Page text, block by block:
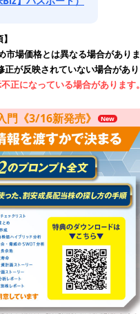
市場価格とは異なる場合があり
が反映されていない場合があ
正になっている場合があります
門《3/16新発売》